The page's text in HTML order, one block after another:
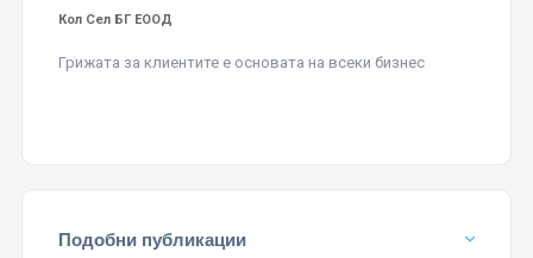
Кол Сел БГ ЕООД
Грижата за клиентите е основата на всеки бизнес
Подобни публикации